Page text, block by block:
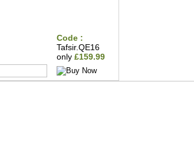
Code :
Tafsir.QE16
only £159.99